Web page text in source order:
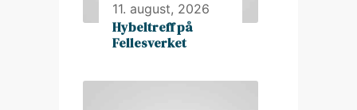
11. august, 2026
Hybeltreff på
Fellesverket